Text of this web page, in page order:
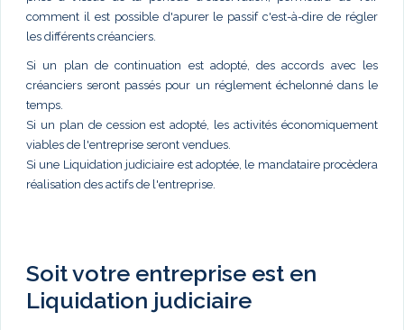
comment il est possible d'apurer le passif c'est-à-dire de régler
les différents créanciers.
Si un plan de continuation est adopté, des accords avec les
créanciers seront passés pour un réglement échelonné dans le
temps.
Si un plan de cession est adopté, les activités économiquement
viables de l'entreprise seront vendues.
Si une Liquidation judiciaire est adoptée, le mandataire procèdera
réalisation des actifs de l'entreprise.
Soit votre entreprise est en
Liquidation judiciaire